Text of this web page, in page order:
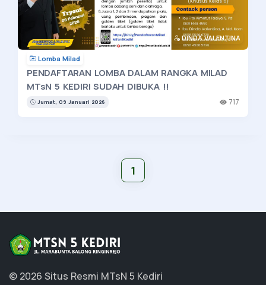
DINDA VALENTINA
Lomba Milad
PENDAFTARAN LOMBA DALAM RANGKA MILAD
MTsN 5 KEDIRI SUDAH DIBUKA !!
Jumat, 09 Januari 2026 717
1
© 2026 Situs Resmi MTsN 5 Kediri